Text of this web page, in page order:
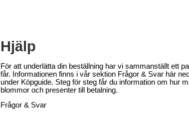
Hjälp
För att underlätta din beställning har vi sammanställt ett
får. Informationen finns i vår sektion Frågor & Svar här
under Köpguide. Steg för steg får du information om hur
blommor och presenter till betalning.
Frågor & Svar